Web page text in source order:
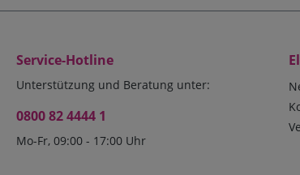
Service-Hotline
Unterstützung und Beratung unter:
0800 82 4444 1
Mo-Fr, 09:00 - 17:00 Uhr